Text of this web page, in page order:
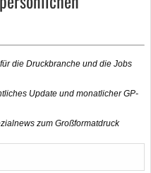
die Druckbranche und die Jobs
Update und monatlicher GP-
zum Großformatdruck